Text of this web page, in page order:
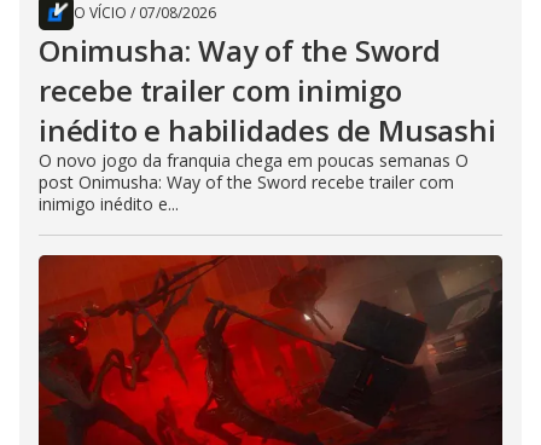
O VÍCIO / 07/08/2026
Onimusha: Way of the Sword
recebe trailer com inimigo
inédito e habilidades de Musashi
O novo jogo da franquia chega em poucas semanas O
post Onimusha: Way of the Sword recebe trailer com
inimigo inédito e...